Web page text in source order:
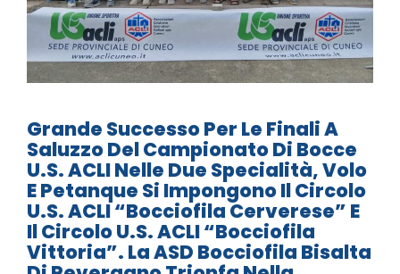
Grande Successo Per Le Finali A
Saluzzo Del Campionato Di Bocce
U.S. ACLI Nelle Due Specialità, Volo
E Petanque Si Impongono Il Circolo
U.S. ACLI “Bocciofila Cerverese” E
Il Circolo U.S. ACLI “Bocciofila
Vittoria”. La ASD Bocciofila Bisalta